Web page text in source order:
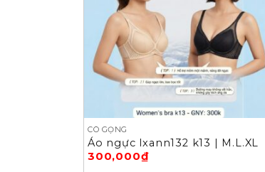
CÓ GỌNG
Áo ngực lxann132 k13 | M.L.XL
300,000₫